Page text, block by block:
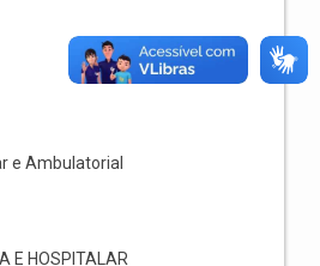
e Ambulatorial
E HOSPITALAR